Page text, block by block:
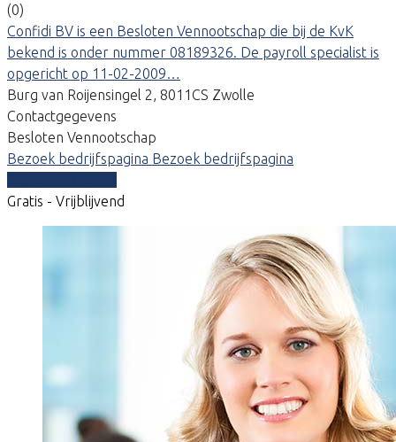
(0)
Confidi BV is een Besloten Vennootschap die bij de KvK
bekend is onder nummer 08189326. De payroll specialist is
opgericht op 11-02-2009…
Burg van Roijensingel 2, 8011CS Zwolle
Contactgegevens
Besloten Vennootschap
Bezoek bedrijfspagina Bezoek bedrijfspagina
Gratis - Vrijblijvend